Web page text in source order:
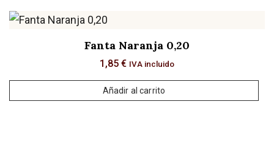
Fanta Naranja 0,20
1,85 € IVA incluido
Añadir al carrito